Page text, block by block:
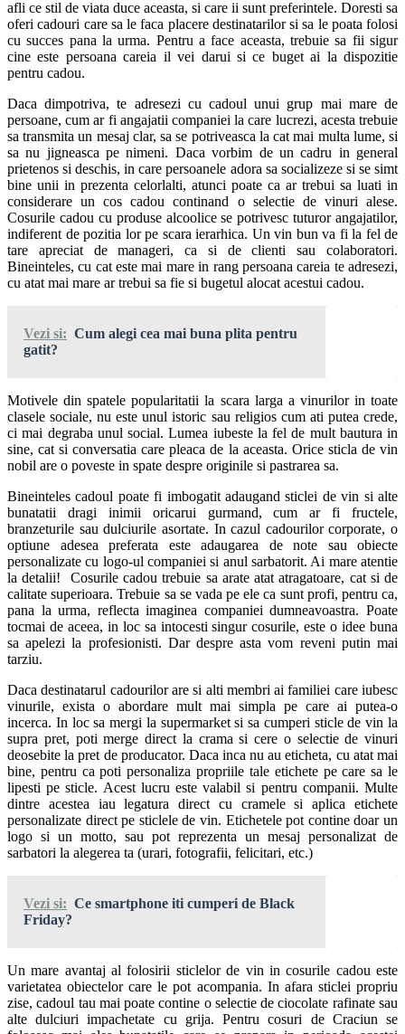
afli ce stil de viata duce aceasta, si care ii sunt preferintele. Doresti sa
oferi cadouri care sa le faca placere destinatarilor si sa le poata folosi
cu succes pana la urma. Pentru a face aceasta, trebuie sa fii sigur
cine este persoana careia il vei darui si ce buget ai la dispozitie
pentru cadou.
Daca dimpotriva, te adresezi cu cadoul unui grup mai mare de
persoane, cum ar fi angajatii companiei la care lucrezi, acesta trebuie
sa transmita un mesaj clar, sa se potriveasca la cat mai multa lume, si
sa nu jigneasca pe nimeni. Daca vorbim de un cadru in general
prietenos si deschis, in care persoanele adora sa socializeze si se simt
bine unii in prezenta celorlalti, atunci poate ca ar trebui sa luati in
considerare un cos cadou continand o selectie de vinuri alese.
Cosurile cadou cu produse alcoolice se potrivesc tuturor angajatilor,
indiferent de pozitia lor pe scara ierarhica. Un vin bun va fi la fel de
tare apreciat de manageri, ca si de clienti sau colaboratori.
Bineinteles, cu cat este mai mare in rang persoana careia te adresezi,
cu atat mai mare ar trebui sa fie si bugetul alocat acestui cadou.
Vezi si: Cum alegi cea mai buna plita pentru
gatit?
Motivele din spatele popularitatii la scara larga a vinurilor in toate
clasele sociale, nu este unul istoric sau religios cum ati putea crede,
ci mai degraba unul social. Lumea iubeste la fel de mult bautura in
sine, cat si conversatia care pleaca de la aceasta. Orice sticla de vin
nobil are o poveste in spate despre originile si pastrarea sa.
Bineinteles cadoul poate fi imbogatit adaugand sticlei de vin si alte
bunatatii dragi inimii oricarui gurmand, cum ar fi fructele,
branzeturile sau dulciurile asortate. In cazul cadourilor corporate, o
optiune adesea preferata este adaugarea de note sau obiecte
personalizate cu logo-ul companiei si anul sarbatorit. Ai mare atentie
la detalii! Cosurile cadou trebuie sa arate atat atragatoare, cat si de
calitate superioara. Trebuie sa se vada pe ele ca sunt profi, pentru ca,
pana la urma, reflecta imaginea companiei dumneavoastra. Poate
tocmai de aceea, in loc sa intocesti singur cosurile, este o idee buna
sa apelezi la profesionisti. Dar despre asta vom reveni putin mai
tarziu.
Daca destinatarul cadourilor are si alti membri ai familiei care iubesc
vinurile, exista o abordare mult mai simpla pe care ai putea-o
incerca. In loc sa mergi la supermarket si sa cumperi sticle de vin la
supra pret, poti merge direct la crama si cere o selectie de vinuri
deosebite la pret de producator. Daca inca nu au eticheta, cu atat mai
bine, pentru ca poti personaliza propriile tale etichete pe care sa le
lipesti pe sticle. Acest lucru este valabil si pentru companii. Multe
dintre acestea iau legatura direct cu cramele si aplica etichete
personalizate direct pe sticlele de vin. Etichetele pot contine doar un
logo si un motto, sau pot reprezenta un mesaj personalizat de
sarbatori la alegerea ta (urari, fotografii, felicitari, etc.)
Vezi si: Ce smartphone iti cumperi de Black
Friday?
Un mare avantaj al folosirii sticlelor de vin in cosurile cadou este
varietatea obiectelor care le pot acompania. In afara sticlei propriu
zise, cadoul tau mai poate contine o selectie de ciocolate rafinate sau
alte dulciuri impachetate cu grija. Pentru cosuri de Craciun se